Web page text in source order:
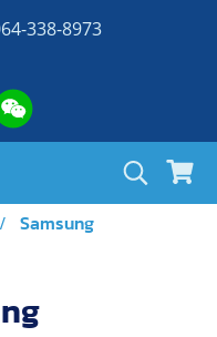
338-8973
Samsung